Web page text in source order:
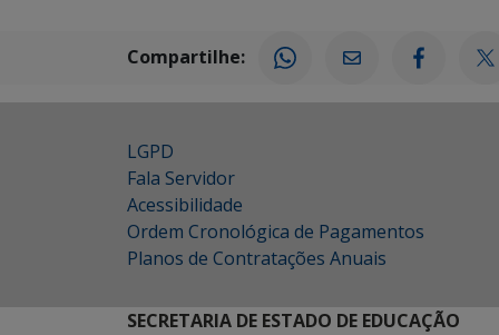
Compartilhe:
LGPD
Fala Servidor
Acessibilidade
Ordem Cronológica de Pagamentos
Planos de Contratações Anuais
SECRETARIA DE ESTADO DE EDUCAÇÃO